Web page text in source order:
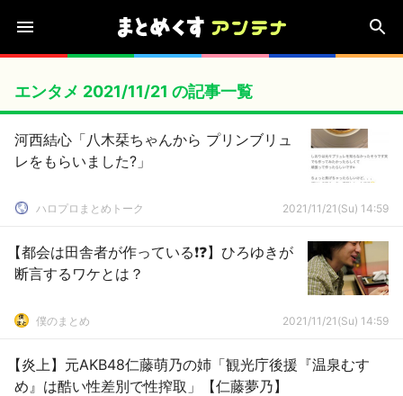
エンタメ 2021/11/21 の記事一覧
河西結心「八木栞ちゃんから プリンブリュ
レをもらいました?」
ハロプロまとめトーク 2021/11/21(Su) 14:59
【都会は田舎者が作っている❗❓】ひろゆきが
断言するワケとは？
僕のまとめ 2021/11/21(Su) 14:59
【炎上】元AKB48仁藤萌乃の姉「観光庁後援『温泉むす
め』は酷い性差別で性搾取」【仁藤夢乃】